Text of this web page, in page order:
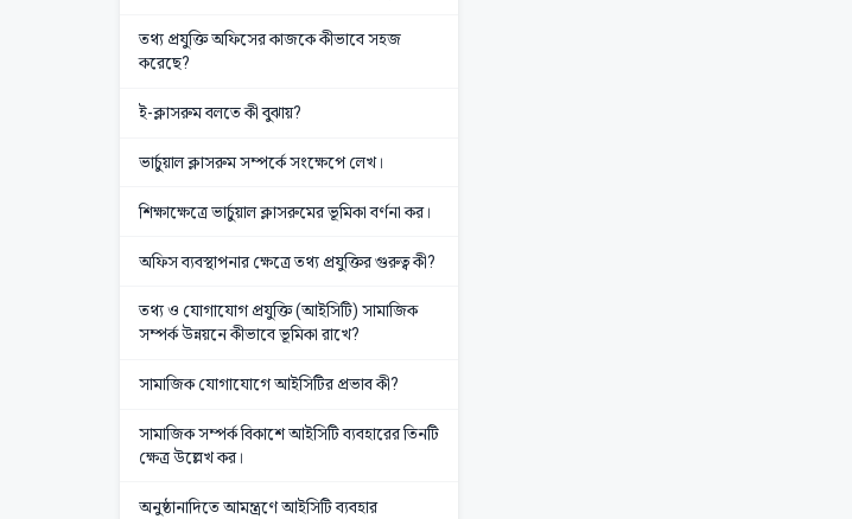
তথ্য প্রযুক্তি অফিসের কাজকে কীভাবে সহজ
করেছে?
ই-ক্লাসরুম বলতে কী বুঝায়?
ভার্চুয়াল ক্লাসরুম সম্পর্কে সংক্ষেপে লেখ।
শিক্ষাক্ষেত্রে ভার্চুয়াল ক্লাসরুমের ভূমিকা বর্ণনা কর।
অফিস ব্যবস্থাপনার ক্ষেত্রে তথ্য প্রযুক্তির গুরুত্ব কী?
তথ্য ও যোগাযোগ প্রযুক্তি (আইসিটি) সামাজিক
সম্পর্ক উন্নয়নে কীভাবে ভূমিকা রাখে?
সামাজিক যোগাযোগে আইসিটির প্রভাব কী?
সামাজিক সম্পর্ক বিকাশে আইসিটি ব্যবহারের তিনটি
ক্ষেত্র উল্লেখ কর।
অনুষ্ঠানাদিতে আমন্ত্রণে আইসিটি ব্যবহার